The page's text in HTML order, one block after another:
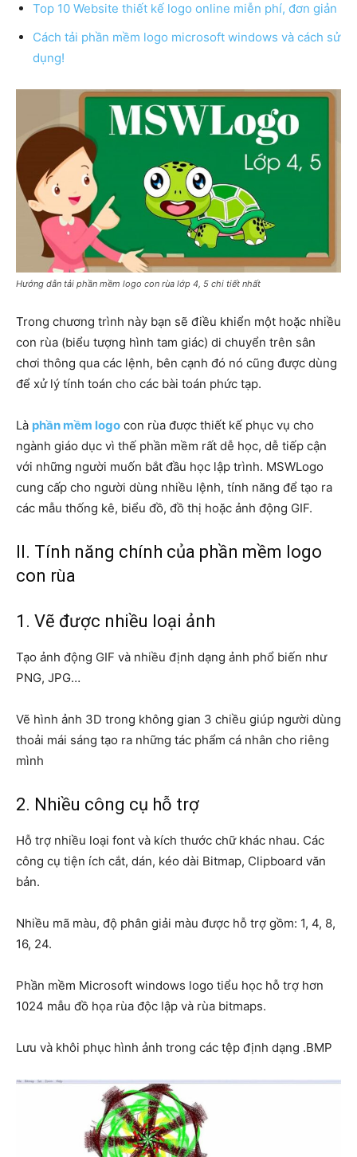
Top 10 Website thiết kế logo online miễn phí, đơn giản
Cách tải phần mềm logo microsoft windows và cách sử
dụng!
Hướng dẫn tải phần mềm logo con rùa lớp 4, 5 chi tiết nhất
Trong chương trình này bạn sẽ điều khiển một hoặc nhiều
con rùa (biểu tượng hình tam giác) di chuyển trên sân
chơi thông qua các lệnh, bên cạnh đó nó cũng được dùng
để xử lý tính toán cho các bài toán phức tạp.
Là phần mềm logo con rùa được thiết kế phục vụ cho
ngành giáo dục vì thế phần mềm rất dễ học, dễ tiếp cận
với những người muốn bắt đầu học lập trình. MSWLogo
cung cấp cho người dùng nhiều lệnh, tính năng để tạo ra
các mẫu thống kê, biểu đồ, đồ thị hoặc ảnh động GIF.
II. Tính năng chính của phần mềm logo
con rùa
1. Vẽ được nhiều loại ảnh
Tạo ảnh động GIF và nhiều định dạng ảnh phổ biến như
PNG, JPG…
Vẽ hình ảnh 3D trong không gian 3 chiều giúp người dùng
thoải mái sáng tạo ra những tác phẩm cá nhân cho riêng
mình
2. Nhiều công cụ hỗ trợ
Hỗ trợ nhiều loại font và kích thước chữ khác nhau. Các
công cụ tiện ích cắt, dán, kéo dài Bitmap, Clipboard văn
bản.
Nhiều mã màu, độ phân giải màu được hỗ trợ gồm: 1, 4, 8,
16, 24.
Phần mềm Microsoft windows logo tiểu học hỗ trợ hơn
1024 mẫu đồ họa rùa độc lập và rùa bitmaps.
Lưu và khôi phục hình ảnh trong các tệp định dạng .BMP